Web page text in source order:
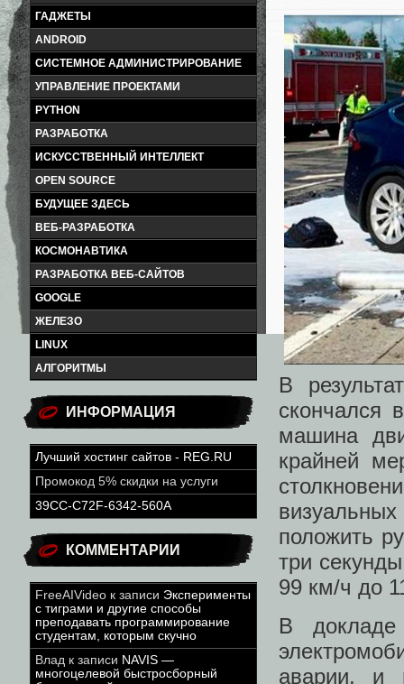
ГАДЖЕТЫ
ANDROID
СИСТЕМНОЕ АДМИНИСТРИРОВАНИЕ
УПРАВЛЕНИЕ ПРОЕКТАМИ
PYTHON
РАЗРАБОТКА
ИСКУССТВЕННЫЙ ИНТЕЛЛЕКТ
OPEN SOURCE
БУДУЩЕЕ ЗДЕСЬ
ВЕБ-РАЗРАБОТКА
КОСМОНАВТИКА
РАЗРАБОТКА ВЕБ-САЙТОВ
GOOGLE
ЖЕЛЕЗО
LINUX
АЛГОРИТМЫ
ИНФОРМАЦИЯ
Лучший хостинг сайтов - REG.RU
Промокод 5% скидки на услуги
39CC-C72F-6342-560A
КОММЕНТАРИИ
FreeAIVideo к записи Эксперименты
с тиграми и другие способы
преподавать программирование
студентам, которым скучно
Влад к записи NAVIS —
многоцелевой быстросборный
В
скончался
машина
крайней
положить
три
99 км/ч до
В докладе
аварии, и